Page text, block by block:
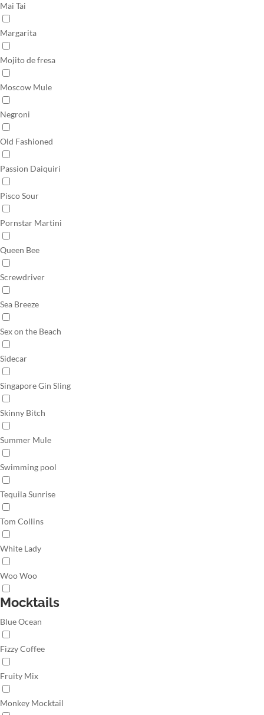
Mai Tai
Margarita
Mojito de fresa
Moscow Mule
Negroni
Old Fashioned
Passion Daiquiri
Pisco Sour
Pornstar Martini
Queen Bee
Screwdriver
Sea Breeze
Sex on the Beach
Sidecar
Singapore Gin Sling
Skinny Bitch
Summer Mule
Swimming pool
Tequila Sunrise
Tom Collins
White Lady
Woo Woo
Mocktails
Blue Ocean
Fizzy Coffee
Fruity Mix
Monkey Mocktail